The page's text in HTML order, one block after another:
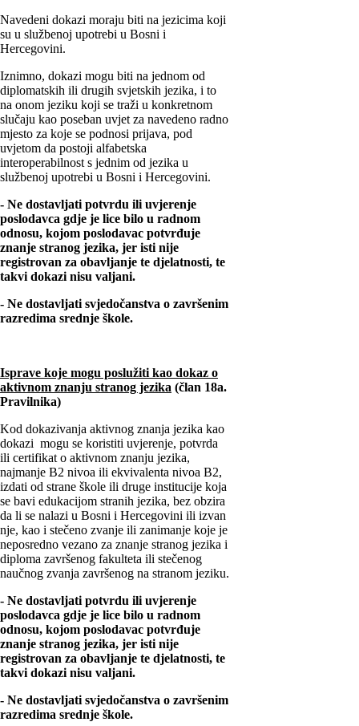
Navedeni dokazi moraju biti na jezicima koji
su u službenoj upotrebi u Bosni i
Hercegovini.
Iznimno, dokazi mogu biti na jednom od
diplomatskih ili drugih svjetskih jezika, i to
na onom jeziku koji se traži u konkretnom
slučaju kao poseban uvjet za navedeno radno
mjesto za koje se podnosi prijava, pod
uvjetom da postoji alfabetska
interoperabilnost s jednim od jezika u
službenoj upotrebi u Bosni i Hercegovini.
- Ne dostavljati potvrdu ili uvjerenje
poslodavca gdje je lice bilo u radnom
odnosu, kojom poslodavac potvrđuje
znanje stranog jezika, jer isti nije
registrovan za obavljanje te djelatnosti, te
takvi dokazi nisu valjani.
- Ne dostavljati svjedočanstva o završenim
razredima srednje škole.
Isprave koje mogu poslužiti kao dokaz o
aktivnom znanju stranog jezika (član 18a.
Pravilnika)
Kod dokazivanja aktivnog znanja jezika kao
dokazi mogu se koristiti uvjerenje, potvrda
ili certifikat o aktivnom znanju jezika,
najmanje B2 nivoa ili ekvivalenta nivoa B2,
izdati od strane škole ili druge institucije koja
se bavi edukacijom stranih jezika, bez obzira
da li se nalazi u Bosni i Hercegovini ili izvan
nje, kao i stečeno zvanje ili zanimanje koje je
neposredno vezano za znanje stranog jezika i
diploma završenog fakulteta ili stečenog
naučnog zvanja završenog na stranom jeziku.
- Ne dostavljati potvrdu ili uvjerenje
poslodavca gdje je lice bilo u radnom
odnosu, kojom poslodavac potvrđuje
znanje stranog jezika, jer isti nije
registrovan za obavljanje te djelatnosti, te
takvi dokazi nisu valjani.
- Ne dostavljati svjedočanstva o završenim
razredima srednje škole.